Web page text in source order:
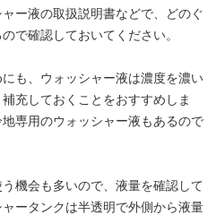
ー液の取扱説明書などで、どのぐ
で確認しておいてください。
も、ウォッシャー液は濃度を濃い
充しておくことをおすすめしま
専用のウォッシャー液もあるので
機会も多いので、液量を確認して
ータンクは半透明で外側から液量